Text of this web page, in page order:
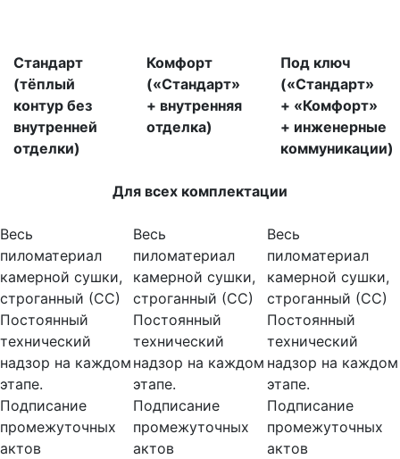
Стандарт
(тёплый
контур без
внутренней
отделки)
Комфорт
(«Стандарт»
+ внутренняя
отделка)
Под ключ
(«Стандарт»
+ «Комфорт»
+ инженерные
коммуникации)
Для всех комплектации
Весь
пиломатериал
камерной сушки,
строганный (СС)
Постоянный
технический
надзор на каждом
этапе.
Подписание
промежуточных
актов
Весь
пиломатериал
камерной сушки,
строганный (СС)
Постоянный
технический
надзор на каждом
этапе.
Подписание
промежуточных
актов
Весь
пиломатериал
камерной сушки,
строганный (СС)
Постоянный
технический
надзор на каждом
этапе.
Подписание
промежуточных
актов